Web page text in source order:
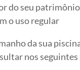
do seu patrimônio
o uso regular
da sua
nos